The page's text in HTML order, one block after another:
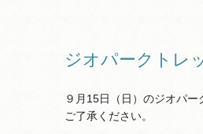
ジオパークトレ
９月15日（日）のジオパー
ご了承ください。